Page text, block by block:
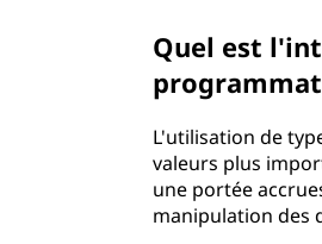
Quel est
L'utilisation de
valeurs plus
une portée
manipulation des